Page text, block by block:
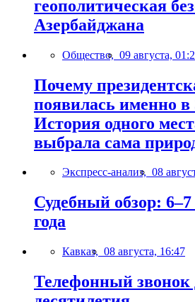
геополитическая
Азербайджана
Общество, 09 августа,
Почему
появилась именно в
История одного
выбрала сама
Экспресс-анализ, 08
Судебный обзор: 6–7
года
Кавказ, 08 августа, 16:47
Телефонный звонок